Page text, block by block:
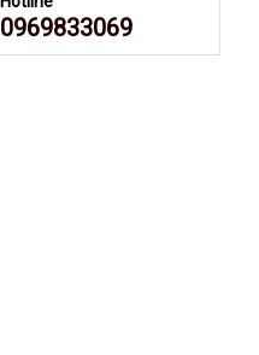
0969833069